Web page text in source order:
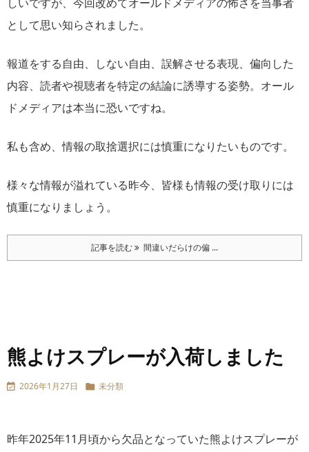
として思い知らされました。
報道をする自由、しない自由、誤解させる表現、偏向した
内容、読者や視聴者を特定の結論に誘導する姿勢。オール
ドメディアは本当に恐いですね。
私も含め、情報の取捨選択には慎重になりたいものです。
様々な情報が溢れている昨今、皆様も情報の受け取りには
慎重になりましょう。
記事を読む 間違いだらけの偏 ...
熊よけスプレーが入荷しました
 2026年1月27日  未分類
昨年2025年11月頃から欠品となっていた熊よけスプレーが